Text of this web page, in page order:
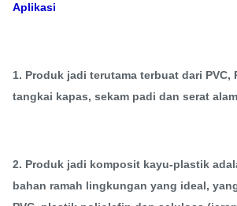
Aplikasi
1. Produk jadi terutama terbuat dari PVC,
tangkai kapas, sekam padi dan serat
2. Produk jadi komposit kayu-plastik
bahan ramah lingkungan yang ideal,